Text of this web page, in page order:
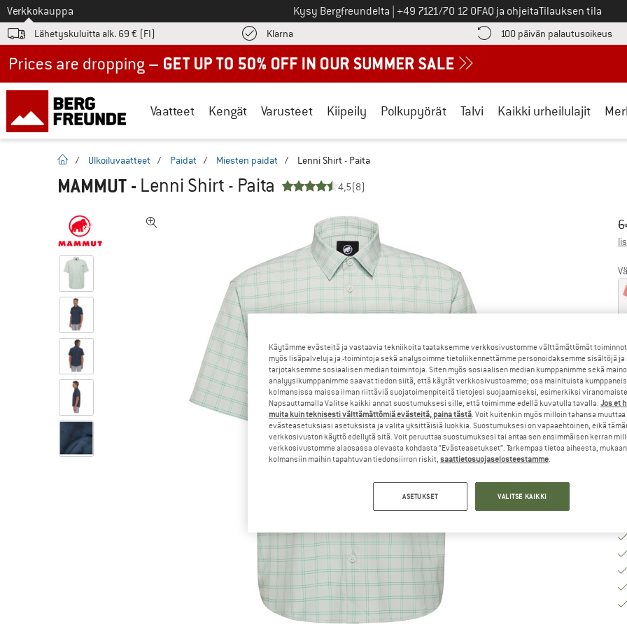
Tästä siirtyäksesi
Verkkokauppa Kysy Bergfreundelta Soita meille
+49 7121/70 12 0FAQ ja ohjeitaTilauksen tila
Lähetyskuluitta alk. 69 € (FI) KlarnaLöydä maksutiedot täältä! Avautuu tietokentässä 100 päivän palautusoikeus
Vaatteet Kengät Varusteet Kiipeily Polkupyörät Talvi Kaikki urheilulajit
Kotisivu
/ Ulkoiluvaatteet / Paidat / Miesten paidat / Lenni Shirt - Paita
MAMMUT - Lenni Shirt - Paita 4,5(8)
Käytämme evästeitä ja vastaavia tekniikoita taataksemme verkkosivustomme välttämättömät
myös lisäpalveluja ja -toimintoja sekä analysoimme tietoliikennettämme personoidaksemme sisältöjä ja
tarjotaksemme sosiaalisen median toimintoja. Siten myös sosiaalisen median kumppanimme sekä
analyysikumppanimme saavat tiedon siitä, että käytät verkkosivustoamme; osa mainituista
kolmansissa maissa ilman riittäviä suojatoimenpiteitä tietojesi suojaamiseksi, esimerkiksi
Napsauttamalla Valitse kaikki annat suostumuksesi sille, että toimimme edellä kuvatulla tavalla. Jos et
muita kuin teknisesti välttämättömiä evästeitä, paina tästä. Voit kuitenkin myös milloin tahansa muuttaa
evästeasetuksiasi asetuksista ja valita yksittäisiä luokkia. Suostumuksesi on vapaaehtoinen, eikä
verkkosivuston käyttö edellytä sitä. Voit peruuttaa suostumuksesi tai antaa sen ensimmäisen kerran
verkkosivustomme alaosassa olevasta kohdasta ”Evästeasetukset”. Tarkempaa tietoa aiheesta,
kolmansiin maihin tapahtuvan tiedonsiirron riskit, saattietosuojaselosteestamme.
ASETUKSET VALITSE KAIKKI